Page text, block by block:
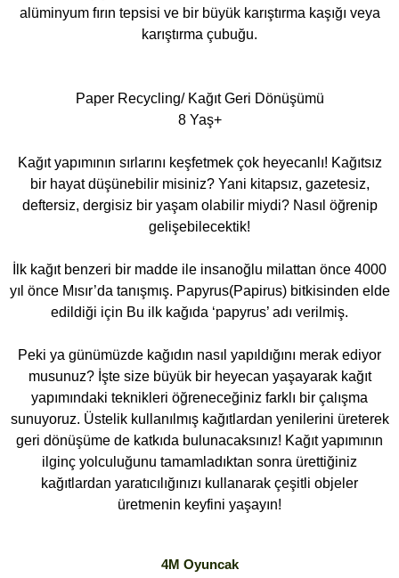
alüminyum fırın tepsisi ve bir büyük karıştırma kaşığı veya
karıştırma çubuğu.
Paper Recycling/ Kağıt Geri Dönüşümü
8 Yaş+
Kağıt yapımının sırlarını keşfetmek çok heyecanlı! Kağıtsız
bir hayat düşünebilir misiniz? Yani kitapsız, gazetesiz,
deftersiz, dergisiz bir yaşam olabilir miydi? Nasıl öğrenip
gelişebilecektik!
İlk kağıt benzeri bir madde ile insanoğlu milattan önce 4000
yıl önce Mısır’da tanışmış. Papyrus(Papirus) bitkisinden elde
edildiği için Bu ilk kağıda ‘papyrus’ adı verilmiş.
Peki ya günümüzde kağıdın nasıl yapıldığını merak ediyor
musunuz? İşte size büyük bir heyecan yaşayarak kağıt
yapımındaki teknikleri öğreneceğiniz farklı bir çalışma
sunuyoruz. Üstelik kullanılmış kağıtlardan yenilerini üreterek
geri dönüşüme de katkıda bulunacaksınız! Kağıt yapımının
ilginç yolculuğunu tamamladıktan sonra ürettiğiniz
kağıtlardan yaratıcılığınızı kullanarak çeşitli objeler
üretmenin keyfini yaşayın!
4M Oyuncak